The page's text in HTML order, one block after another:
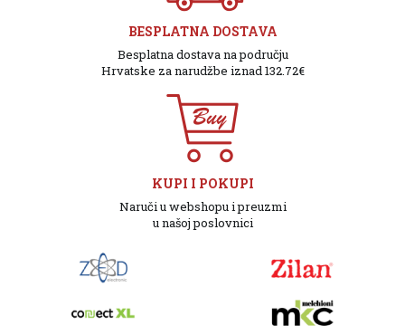
BESPLATNA DOSTAVA
Besplatna dostava na području
Hrvatske za narudžbe iznad 132.72€
KUPI I POKUPI
Naruči u webshopu i preuzmi
u našoj poslovnici